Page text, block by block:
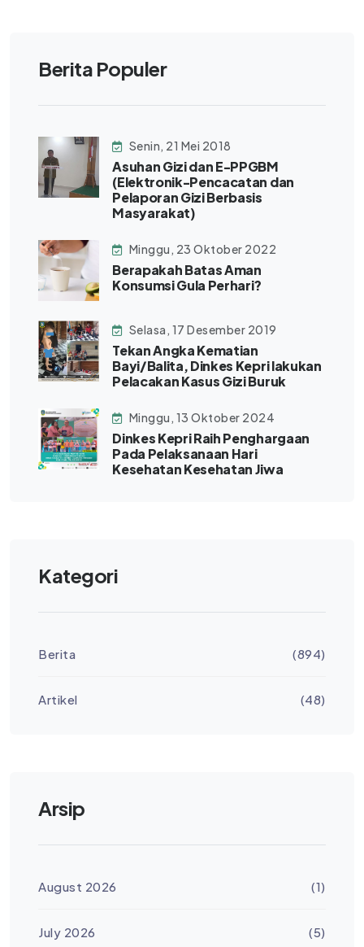
Berita Populer
Senin, 21 Mei 2018
Asuhan Gizi dan E-PPGBM
(Elektronik-Pencacatan dan
Pelaporan Gizi Berbasis
Masyarakat)
Minggu, 23 Oktober 2022
Berapakah Batas Aman
Konsumsi Gula Perhari?
Selasa, 17 Desember 2019
Tekan Angka Kematian
Bayi/Balita, Dinkes Kepri lakukan
Pelacakan Kasus Gizi Buruk
Minggu, 13 Oktober 2024
Dinkes Kepri Raih Penghargaan
Pada Pelaksanaan Hari
Kesehatan Kesehatan Jiwa
Kategori
Berita (894)
Artikel (48)
Arsip
August 2026 (1)
July 2026 (5)